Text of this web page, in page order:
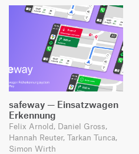
safeway — Einsatzwagen
Erkennung
Felix Arnold, Daniel Gross,
Hannah Reuter, Tarkan Tunca,
Simon Wirth